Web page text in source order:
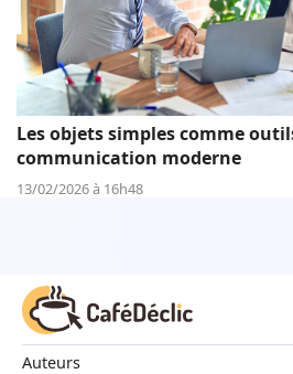
Les objets simples comme
communication moderne
13/02/2026 à 16h48
Auteurs